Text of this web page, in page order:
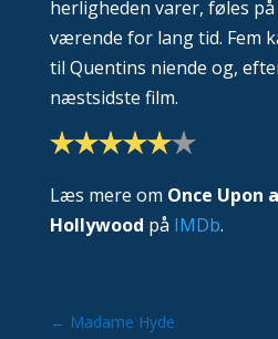
herligheden varer, føles
værende for lang tid. Fem
til Quentins niende og,
næstsidste film.
Læs mere om Once Upon
Hollywood på IMDb.
← Madame Hyde